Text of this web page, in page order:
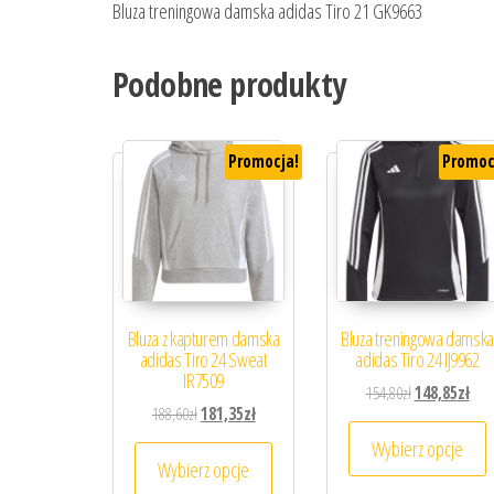
Bluza treningowa damska adidas Tiro 21 GK9663
Podobne produkty
Promocja!
Bluza z kapturem damska
adidas Tiro 24 Sweat
IR7509
188,60złPierwotna cena wynosiła: 188,60zł.
181,35złAktualna cena wynosi: 181,35zł.
Wybierz opcje
Ten produkt ma wiele wariantów.
Bluza treningowa damska
adidas Tiro 24 IJ9962
154,80złPierwotna
148,85zł
Wybierz opcje